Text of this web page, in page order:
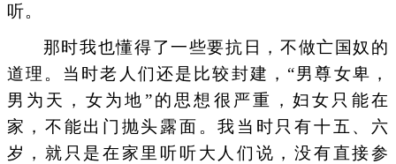
听。
那时我也懂得了一些要抗日，不做亡国奴的
道理。当时老人们还是比较封建，“男尊女卑，
男为天，女为地”的思想很严重，妇女只能在
家，不能出门抛头露面。我当时只有十五、六
岁，就只是在家里听听大人们说，没有直接参